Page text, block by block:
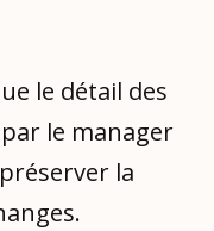
le détail des
le manager
la